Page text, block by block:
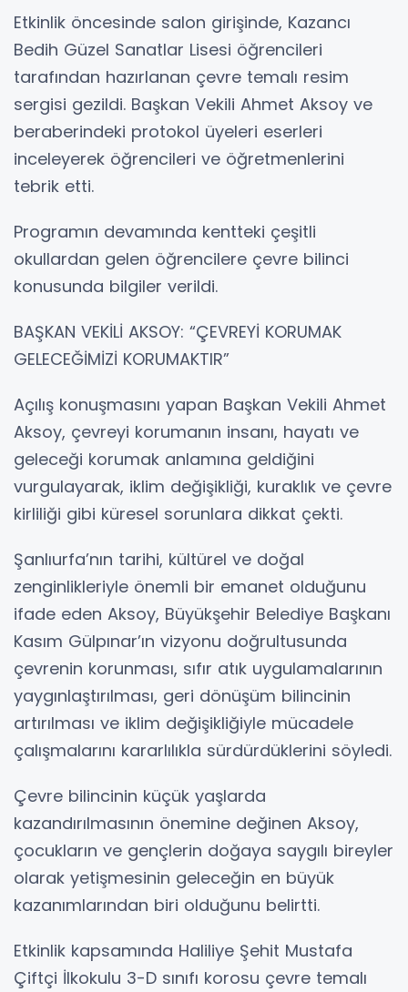
Etkinlik öncesinde salon girişinde, Kazancı
Bedih Güzel Sanatlar Lisesi öğrencileri
tarafından hazırlanan çevre temalı resim
sergisi gezildi. Başkan Vekili Ahmet Aksoy ve
beraberindeki protokol üyeleri eserleri
inceleyerek öğrencileri ve öğretmenlerini
tebrik etti.
Programın devamında kentteki çeşitli
okullardan gelen öğrencilere çevre bilinci
konusunda bilgiler verildi.
BAŞKAN VEKİLİ AKSOY: “ÇEVREYİ KORUMAK
GELECEĞİMİZİ KORUMAKTIR”
Açılış konuşmasını yapan Başkan Vekili Ahmet
Aksoy, çevreyi korumanın insanı, hayatı ve
geleceği korumak anlamına geldiğini
vurgulayarak, iklim değişikliği, kuraklık ve çevre
kirliliği gibi küresel sorunlara dikkat çekti.
Şanlıurfa’nın tarihi, kültürel ve doğal
zenginlikleriyle önemli bir emanet olduğunu
ifade eden Aksoy, Büyükşehir Belediye Başkanı
Kasım Gülpınar’ın vizyonu doğrultusunda
çevrenin korunması, sıfır atık uygulamalarının
yaygınlaştırılması, geri dönüşüm bilincinin
artırılması ve iklim değişikliğiyle mücadele
çalışmalarını kararlılıkla sürdürdüklerini söyledi.
Çevre bilincinin küçük yaşlarda
kazandırılmasının önemine değinen Aksoy,
çocukların ve gençlerin doğaya saygılı bireyler
olarak yetişmesinin geleceğin en büyük
kazanımlarından biri olduğunu belirtti.
Etkinlik kapsamında Haliliye Şehit Mustafa
Çiftçi İlkokulu 3-D sınıfı korosu çevre temalı